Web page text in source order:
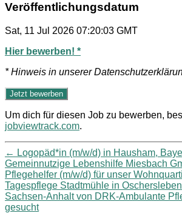
Veröffentlichungsdatum
Sat, 11 Jul 2026 07:20:03 GMT
Hier bewerben! *
* Hinweis in unserer
Um dich für diesen Job zu bewerben,
jobviewtrack.com.
← Logopäd*in (m/w/d) in Hausham,
Gemeinnutzige Lebenshilfe Miesbach
Pflegehelfer (m/w/d) für unser
Tagespflege Stadtmühle in
Sachsen-Anhalt von DRK-Ambulante
gesucht